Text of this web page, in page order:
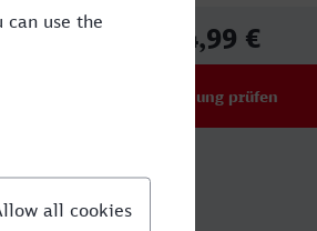
34,99 €
Verbindung prüfen